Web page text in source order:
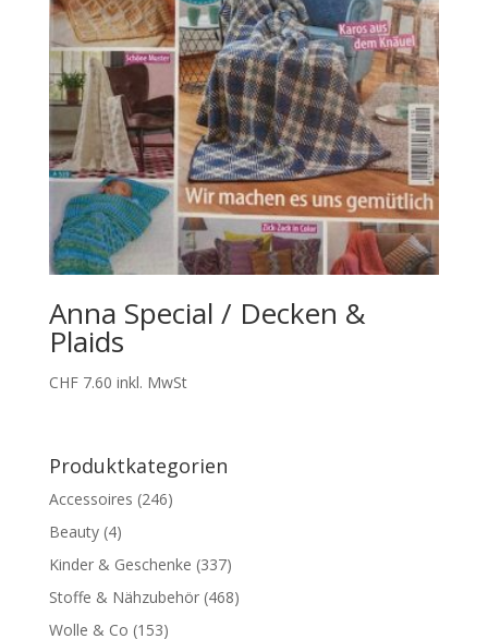
Anna Special / Decken &
Plaids
CHF7.60 inkl. MwSt
Produktkategorien
Accessoires (246)
Beauty (4)
Kinder & Geschenke (337)
Stoffe & Nähzubehör (468)
Wolle & Co (153)